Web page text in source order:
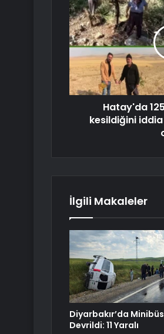
Hatay'da 125
kesildiğini
İlgili Makaleler
Diyarbakır’da Minibüs
Devrildi: 11 Yaralı